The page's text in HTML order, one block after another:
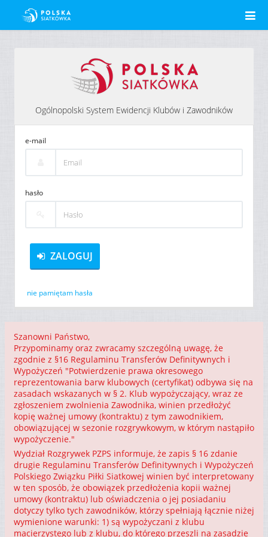
Ogólnopolski System Ewidencji Klubów i Zawodników
e-mail
hasło
ZALOGUJ
nie pamiętam hasła
Szanowni Państwo,
Przypominamy oraz zwracamy szczególną uwagę, że
zgodnie z §16 Regulaminu Transferów Definitywnych i
Wypożyczeń "Potwierdzenie prawa okresowego
reprezentowania barw klubowych (certyfikat) odbywa się na
zasadach wskazanych w § 2. Klub wypożyczający, wraz ze
zgłoszeniem zwolnienia Zawodnika, winien przedłożyć
kopię ważnej umowy (kontraktu) z tym zawodnikiem,
obowiązującej w sezonie rozgrywkowym, w którym nastąpiło
wypożyczenie."
Wydział Rozgrywek PZPS informuje, że zapis § 16 zdanie
drugie Regulaminu Transferów Definitywnych i Wypożyczeń
Polskiego Związku Piłki Siatkowej winien być interpretowany
w ten sposób, że obowiązek przedłożenia kopii ważnej
umowy (kontraktu) lub oświadczenia o jej posiadaniu
dotyczy tylko tych zawodników, którzy spełniają łącznie niżej
wymienione warunki: 1) są wypożyczani z klubu
macierzystego lub z klubu, do którego przeszli na zasadzie